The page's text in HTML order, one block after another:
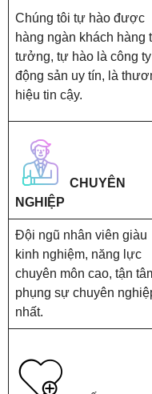
Chúng tôi tự hào được
hàng ngàn khách hàng
tưởng, tự hào là công
động sản uy tín, là
hiệu tin cậy.
CHUYÊN
NGHIỆP
Đội ngũ nhân viên giàu
kinh nghiệm, năng lực
chuyên môn cao, tận
phụng sự chuyên
nhất.